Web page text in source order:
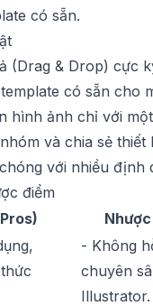
có sẵn.
(Drag & Drop) cực
có sẵn cho
hình ảnh chỉ với
và chia sẻ thiết
với nhiều định
điểm
- Không
chuyên
Illustrator.